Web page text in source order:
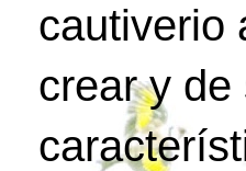
cautiverio
crear y